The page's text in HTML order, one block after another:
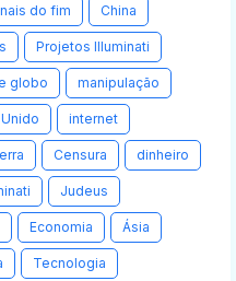
do fim China
Projetos Illuminati
globo manipulação
internet
Censura dinheiro
Judeus
Economia Ásia
Tecnologia